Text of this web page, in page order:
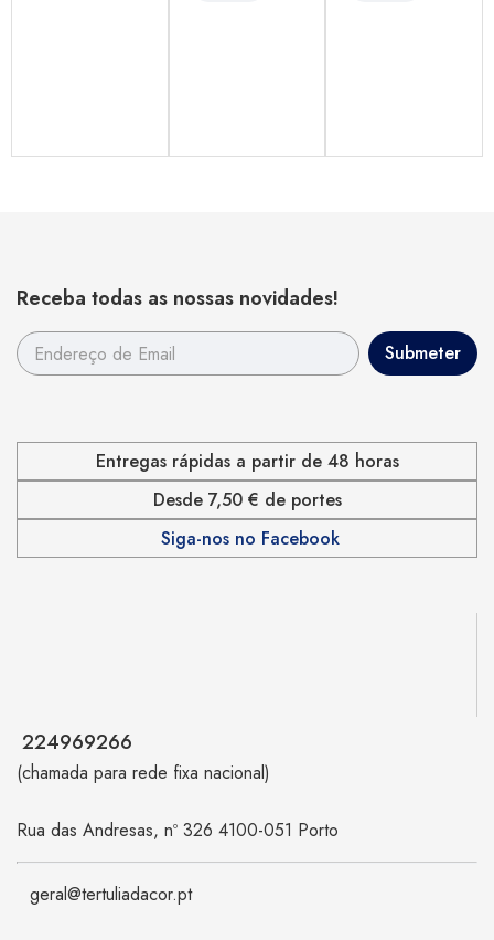
Receba todas as nossas novidades!
Entregas rápidas a partir de 48 horas
Desde 7,50 € de portes
Siga-nos no Facebook
224969266
(chamada para rede fixa nacional)
Rua das Andresas, nº 326 4100-051 Porto
geral@tertuliadacor.pt